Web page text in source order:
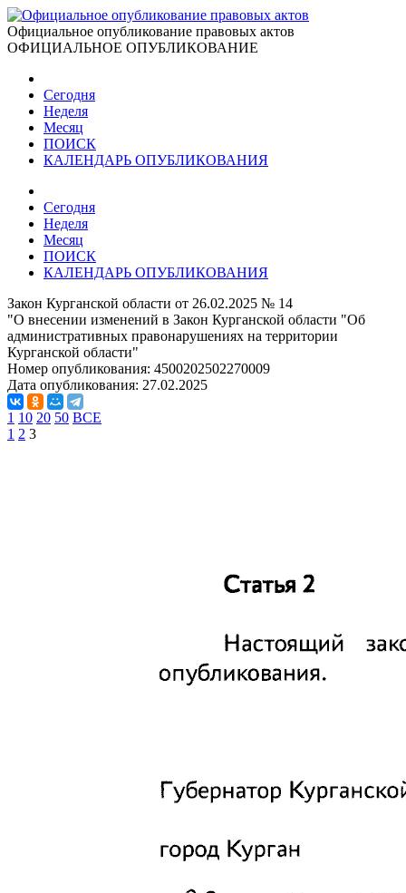
Официальное опубликование правовых актов
ОФИЦИАЛЬНОЕ ОПУБЛИКОВАНИЕ
Сегодня
Неделя
Месяц
ПОИСК
КАЛЕНДАРЬ ОПУБЛИКОВАНИЯ
Сегодня
Неделя
Месяц
ПОИСК
КАЛЕНДАРЬ ОПУБЛИКОВАНИЯ
Закон Курганской области от 26.02.2025 № 14
"О внесении изменений в Закон Курганской области "Об
административных правонарушениях на территории
Курганской области"
Номер опубликования: 4500202502270009
Дата опубликования: 27.02.2025
1 10 20 50 ВСЕ
1 2 3